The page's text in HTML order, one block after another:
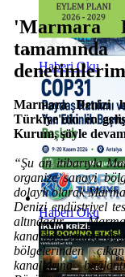
Haberi Oku
Haberi Oku
'Marmara
Marmara Denizi
Türkiye'nin en
Kurum, şöyle
“Şu an itibarıyla
organize sanayi
dolaylı olarak
Denizi endüstriyel
altındadır.
kanalizasyonuna
bölgelerinden
kanallarına